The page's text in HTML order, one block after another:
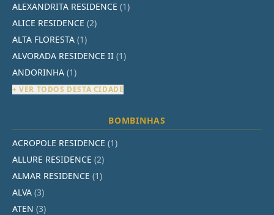
ALEXANDRITA RESIDENCE (1)
ALICE RESIDENCE (2)
ALTA FLORESTA (1)
ALVORADA RESIDENCE II (1)
ANDORINHA (1)
+ VER TODOS DESTA CIDADE
BOMBINHAS
ACROPOLE RESIDENCE (1)
ALLURE RESIDENCE (2)
ALMAR RESIDENCE (1)
ALVA (3)
ATEN (3)